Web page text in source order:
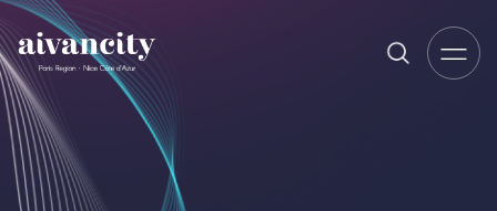
Aller au contenu principal